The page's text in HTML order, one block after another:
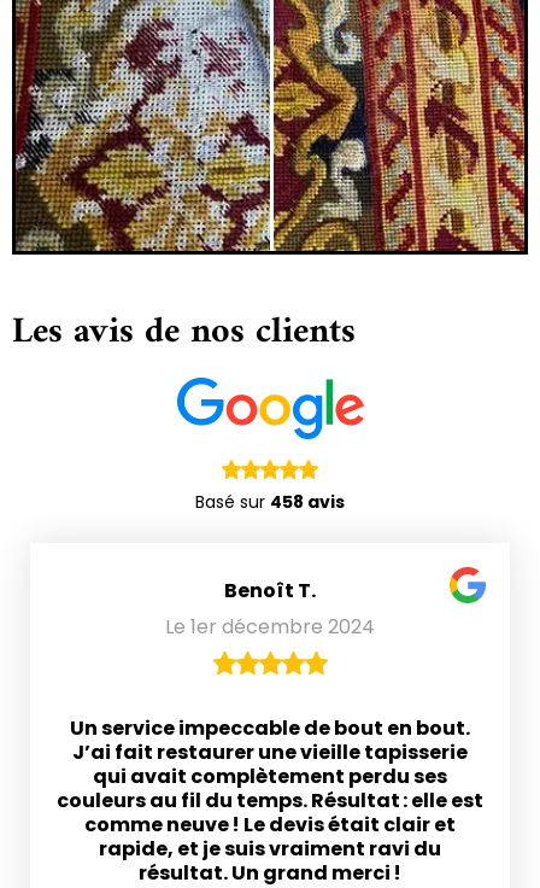
Les avis de nos clients
Basé sur 458 avis
Benoît T.
Le 1er décembre 2024
Un service impeccable de bout en bout.
J’ai fait restaurer une vieille tapisserie
qui avait complètement perdu ses
couleurs au fil du temps. Résultat : elle est
comme neuve ! Le devis était clair et
rapide, et je suis vraiment ravi du
résultat. Un grand merci !